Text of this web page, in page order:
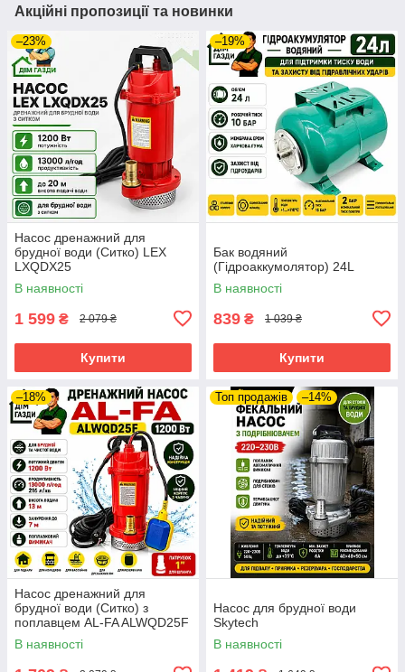
Акційні пропозиції та новинки
–23%
Насос дренажний для
брудної води (Ситко) LEX
LXQDX25
В наявності
1 599 ₴ 2 079 ₴
Купити
–19%
Бак водяний
(Гідроаккумолятор) 24L
В наявності
839 ₴ 1 039 ₴
Купити
–18%
Насос дренажний для
брудної води (Ситко) з
поплавцем AL-FA ALWQD25F
В наявності
Топ продажів –14%
Насос для брудної води
Skytech
В наявності